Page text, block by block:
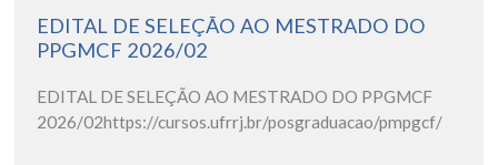
EDITAL DE SELEÇÃO AO MESTRADO DO
PPGMCF 2026/02
EDITAL DE SELEÇÃO AO MESTRADO DO PPGMCF
2026/02https://cursos.ufrrj.br/posgraduacao/pmpgcf/